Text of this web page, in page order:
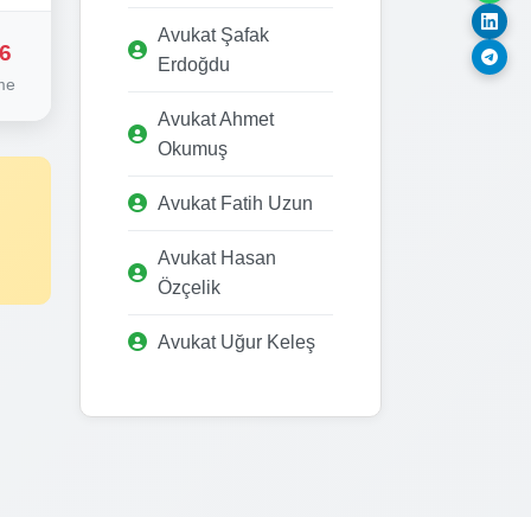
Avukat Şafak
Erdoğdu
Avukat Ahmet
Okumuş
Avukat Fatih Uzun
Avukat Hasan
Özçelik
Avukat Uğur Keleş